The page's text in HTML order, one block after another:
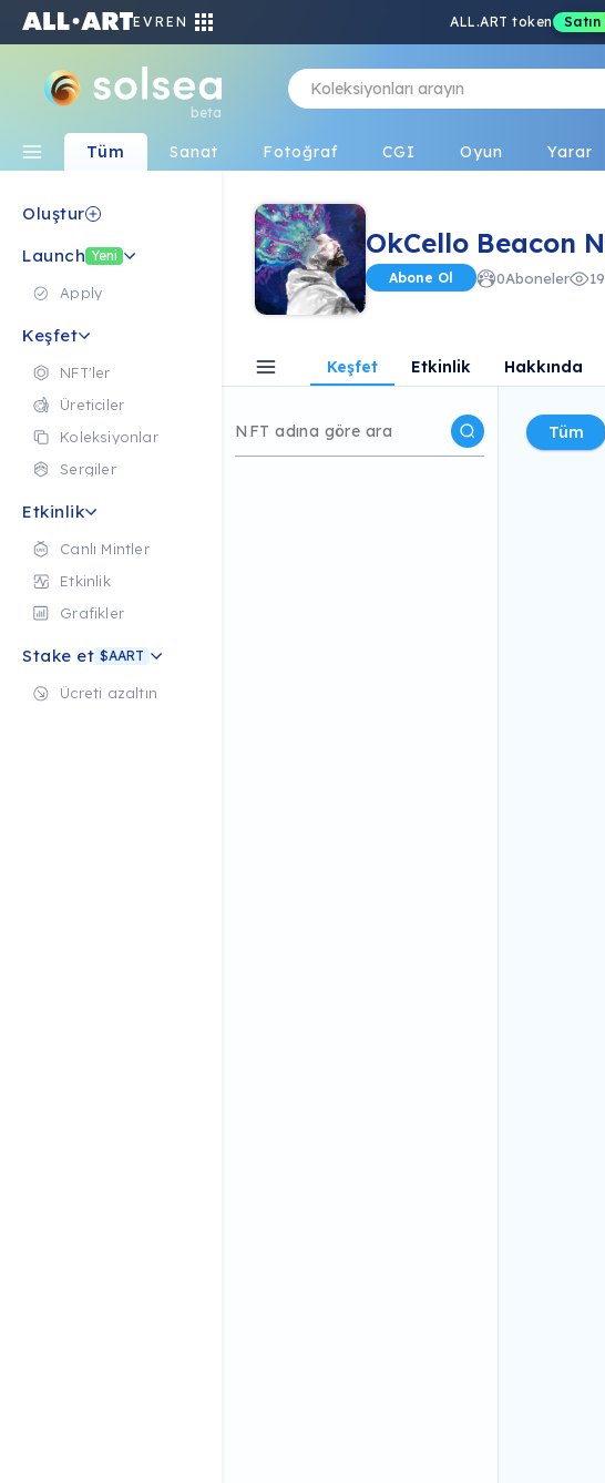
EVREN ALL.ART token Satın
beta
Tüm Sanat Fotoğraf CGI Oyun Yarar
Oluştur
Launch Yeni
Apply
Keşfet
NFT'ler
Üreticiler
Koleksiyonlar
Sergiler
Etkinlik
Canlı Mintler
Etkinlik
Grafikler
Stake et $AART
Ücreti azaltın
OkCello Beacon
Abone Ol 0Aboneler
Keşfet Etkinlik Hakkında
Tüm